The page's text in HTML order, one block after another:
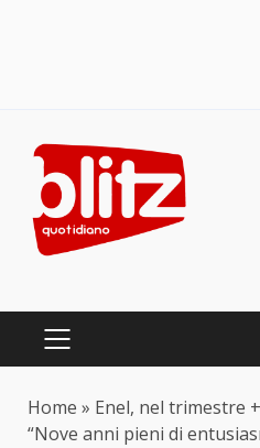
content
PRIMARY
Home » Enel, nel trimestre
“Nove anni pieni di